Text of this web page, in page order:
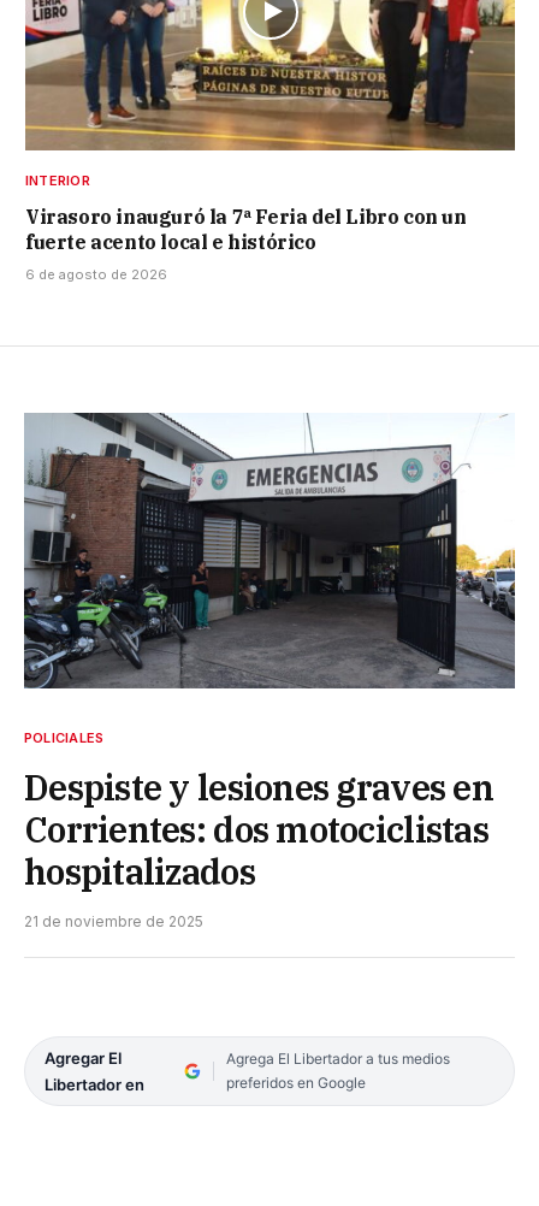
INTERIOR
Virasoro inauguró la 7ª Feria del Libro con un
fuerte acento local e histórico
6 de agosto de 2026
POLICIALES
Despiste y lesiones graves en
Corrientes: dos motociclistas
hospitalizados
21 de noviembre de 2025
Agregar El
Libertador en
Agrega El Libertador a tus medios
preferidos en Google